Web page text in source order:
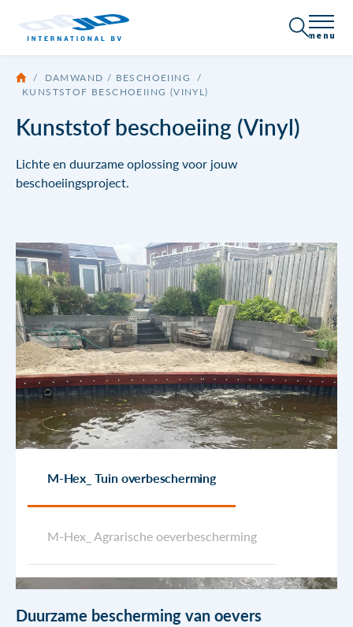
Over JLD
Certificering
Bedrijfsprofiel
Producten
Alle producten
Ankersystemen
Draadeinde
Water regulering systemen
Hoogwater bescherming
Drijvende steigers
Hydraulisch gereedschap
Toepassingen
Neem contact op
Brochures
Rekenblad aanvragen
Downloads
Boomkorstraat 5
+31 (0)299 622 396
BTW: 8154.51.179.B01
menu
/ DAMWAND / BESCHOEIING /
KUNSTSTOF BESCHOEIING (VINYL)
Kunststof beschoeiing (Vinyl)
Lichte en duurzame oplossing voor jouw
beschoeiingsproject.
M-Hex_ Tuin overbescherming M-Hex_
Duurzame bescherming van oevers